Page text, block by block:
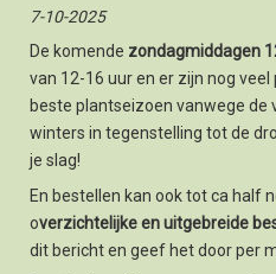
7-10-2025
De komende zondagmiddagen
van 12-16 uur en er zijn nog
beste plantseizoen vanwege
winters in tegenstelling tot de
je slag!
En bestellen kan ook tot ca half
overzichtelijke en uitgebreide
dit bericht en geef het door per